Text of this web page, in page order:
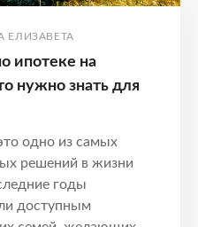
ЕЛИЗАВЕТА
ипотеке на
нужно знать для
одно из самых
решений в жизни
годы
доступным